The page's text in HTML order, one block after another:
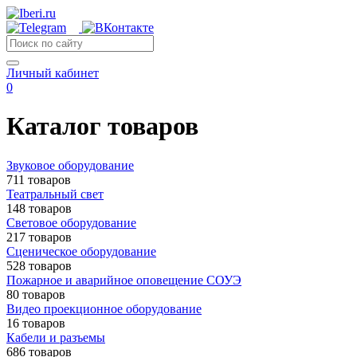
Личный кабинет
0
Каталог товаров
Звуковое оборудование
711 товаров
Театральный свет
148 товаров
Световое оборудование
217 товаров
Сценическое оборудование
528 товаров
Пожарное и аварийное оповещение СОУЭ
80 товаров
Видео проекционное оборудование
16 товаров
Кабели и разъемы
686 товаров